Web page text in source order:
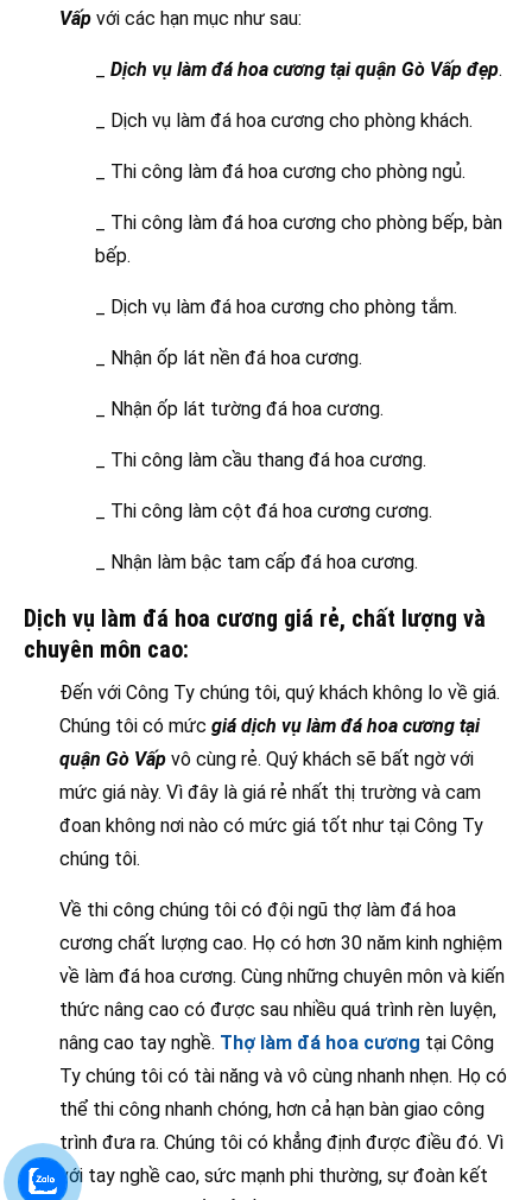
Vấp với các hạn mục như sau:
Dịch vụ làm đá hoa cương tại quận Gò Vấp đẹp.
_ Dịch vụ làm đá hoa cương cho phòng khách.
_ Thi công làm đá hoa cương cho phòng ngủ.
_ Thi công làm đá hoa cương cho phòng bếp, bàn
bếp.
_ Dịch vụ làm đá hoa cương cho phòng tắm.
_ Nhận ốp lát nền đá hoa cương.
_ Nhận ốp lát tường đá hoa cương.
_ Thi công làm cầu thang đá hoa cương.
_ Thi công làm cột đá hoa cương cương.
_ Nhận làm bậc tam cấp đá hoa cương.
Dịch vụ làm đá hoa cương giá rẻ, chất lượng và
chuyên môn cao:
Đến với Công Ty chúng tôi, quý khách không lo về giá.
Chúng tôi có mức giá dịch vụ làm đá hoa cương tại
quận Gò Vấp vô cùng rẻ. Quý khách sẽ bất ngờ với
mức giá này. Vì đây là giá rẻ nhất thị trường và cam
đoan không nơi nào có mức giá tốt như tại Công Ty
chúng tôi.
Về thi công chúng tôi có đội ngũ thợ làm đá hoa
cương chất lượng cao. Họ có hơn 30 năm kinh nghiệm
về làm đá hoa cương. Cùng những chuyên môn và kiến
thức nâng cao có được sau nhiều quá trình rèn luyện,
nâng cao tay nghề. Thợ làm đá hoa cương tại Công
Ty chúng tôi có tài năng và vô cùng nhanh nhẹn. Họ có
thể thi công nhanh chóng, hơn cả hạn bàn giao công
trình đưa ra. Chúng tôi có khẳng định được điều đó. Vì
với tay nghề cao, sức mạnh phi thường, sự đoàn kết